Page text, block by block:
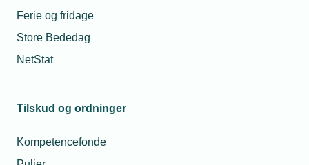
Ferie og fridage
Store Bededag
NetStat
Tilskud og ordninger
Kompetencefonde
Høringssvar - 2024
Høringssvar - 2023